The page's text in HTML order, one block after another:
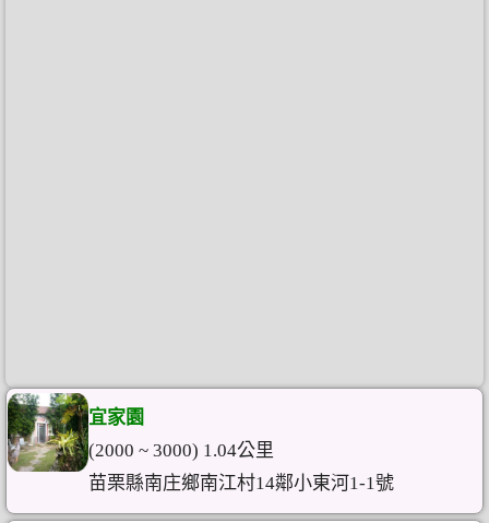
宜家園
(2000 ~ 3000) 1.04公里
苗栗縣南庄鄉南江村14鄰小東河1-1號